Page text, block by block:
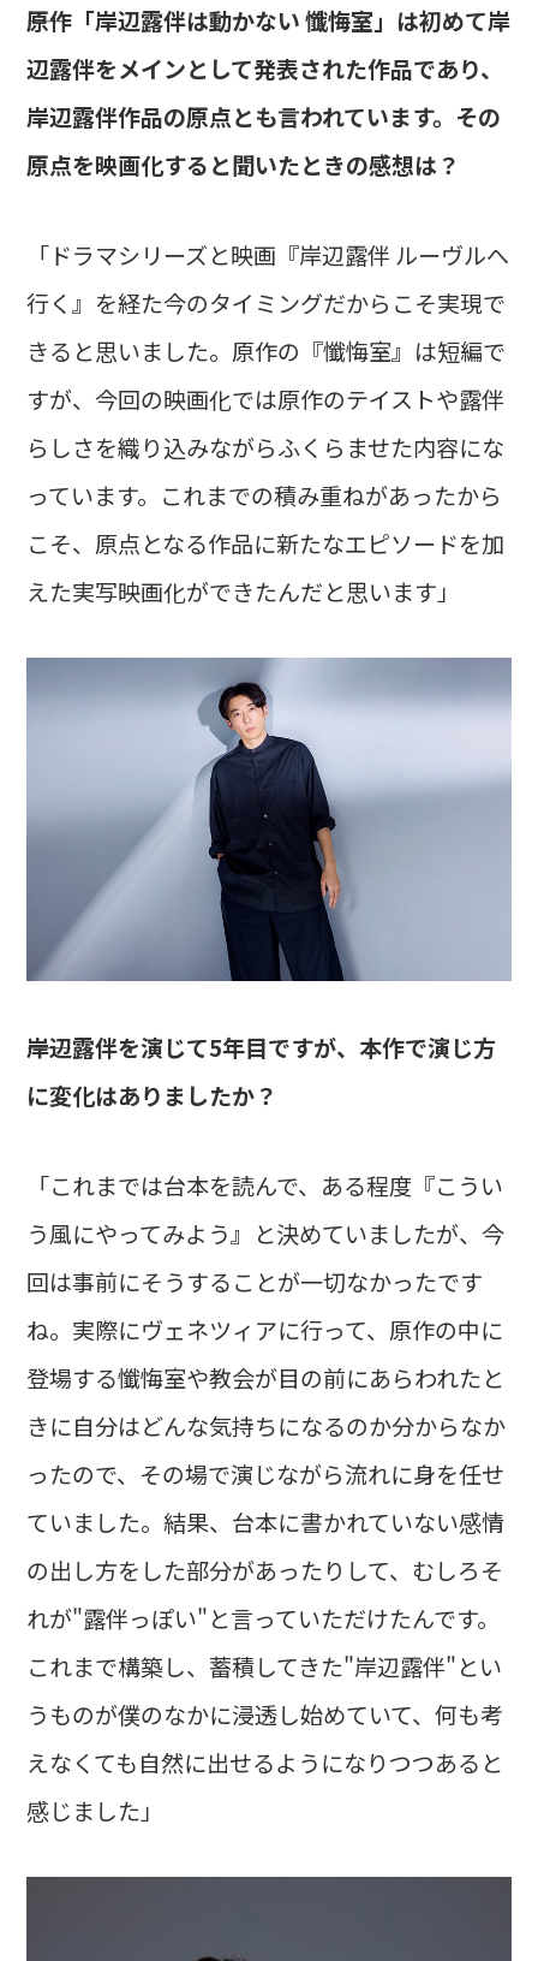
――原作「岸辺露伴は動かない 懺悔室」は初めて岸
辺露伴をメインとして発表された作品であり、
岸辺露伴作品の原点とも言われています。その
原点を映画化すると聞いたときの感想は？
「ドラマシリーズと映画『岸辺露伴 ルーヴルへ
行く』を経た今のタイミングだからこそ実現で
きると思いました。原作の『懺悔室』は短編で
すが、今回の映画化では原作のテイストや露伴
らしさを織り込みながらふくらませた内容にな
っています。これまでの積み重ねがあったから
こそ、原点となる作品に新たなエピソードを加
えた実写映画化ができたんだと思います」
――岸辺露伴を演じて5年目ですが、本作で演じ方
に変化はありましたか？
「これまでは台本を読んで、ある程度『こうい
う風にやってみよう』と決めていましたが、今
回は事前にそうすることが一切なかったです
ね。実際にヴェネツィアに行って、原作の中に
登場する懺悔室や教会が目の前にあらわれたと
きに自分はどんな気持ちになるのか分からなか
ったので、その場で演じながら流れに身を任せ
ていました。結果、台本に書かれていない感情
の出し方をした部分があったりして、むしろそ
れが"露伴っぽい"と言っていただけたんです。
これまで構築し、蓄積してきた"岸辺露伴"とい
うものが僕のなかに浸透し始めていて、何も考
えなくても自然に出せるようになりつつあると
感じました」